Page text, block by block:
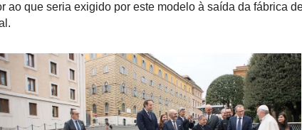
que seria exigido por este modelo à saída da fábrica